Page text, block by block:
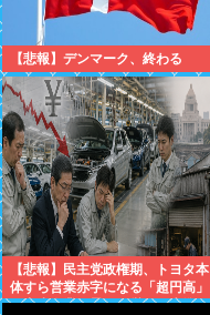
【悲報】デンマーク、終わる
【悲報】民主党政権期、トヨタ本
体すら営業赤字になる「超円高」
…中小企業の景況も厳しい水準だ